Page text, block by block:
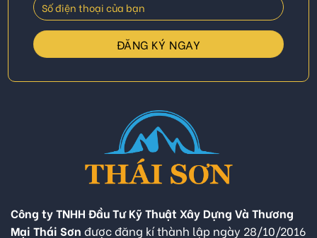
Công ty TNHH Đầu Tư Kỹ Thuật Xây Dựng Và Thương
Mại Thái Sơn được đăng kí thành lập ngày 28/10/2016